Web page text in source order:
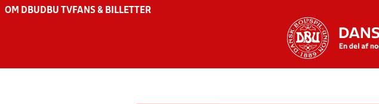
OM DBU DBU TV FANS & BILLETTER